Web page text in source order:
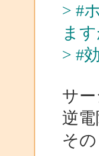
> #
ます
> #
サ
逆
そ